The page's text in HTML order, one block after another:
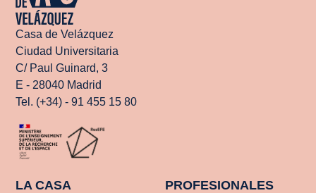
Casa de Velázquez
Ciudad Universitaria
C/ Paul Guinard, 3
E - 28040 Madrid
Tel. (+34) - 91 455 15 80
LA CASA PROFESIONALES